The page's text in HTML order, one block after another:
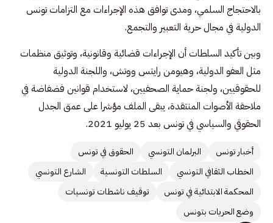
بالاحتجاج السلمي، ومدى توافق هذه الإجراءات مع التزامات تونس
الدولية في مجال حرية التعبير والتجمع.
وبين تأكيد السلطات أن الإجراءات قضائية وقانونية، وتوثيق منظمات
مثل العفو الدولية، وهيومن رايتس ووتش، واللجنة الدولية
للحقوقيين، ولجنة حماية الصحفيين، لاستخدام قوانين فضفاضة في
ملاحقة الأصوات المنتقدة، يبقى الملف مؤشرا على عمق الجدل
الحقوقي والسياسي في تونس بعد 25 يوليو 2021.
أخبار تونس البرلمان التونسي
الحقوق في تونس
الخطاب الثقافي التونسي
السلطات التونسية
الشارع التونسي
المحكمة الابتدائية في تونس
توقيف ناشطات تونسيات
وضع الحريات بتونس